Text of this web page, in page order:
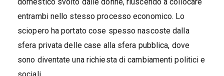
domestico svolto dalle donne, riuscendo a collocare
entrambi nello stesso processo economico. Lo
sciopero ha portato cose spesso nascoste dalla
sfera privata delle case alla sfera pubblica, dove
sono diventate una richiesta di cambiamenti politici e